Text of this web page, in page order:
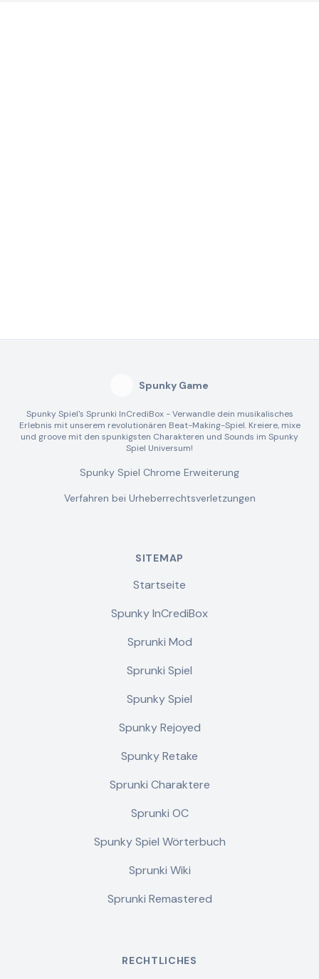
Spunky Game
Spunky Spiel's Sprunki InCrediBox - Verwandle dein musikalisches
Erlebnis mit unserem revolutionären Beat-Making-Spiel. Kreiere, mixe
und groove mit den spunkigsten Charakteren und Sounds im Spunky
Spiel Universum!
Spunky Spiel Chrome Erweiterung
Verfahren bei Urheberrechtsverletzungen
SITEMAP
Startseite
Spunky InCrediBox
Sprunki Mod
Sprunki Spiel
Spunky Spiel
Spunky Rejoyed
Spunky Retake
Sprunki Charaktere
Sprunki OC
Spunky Spiel Wörterbuch
Sprunki Wiki
Sprunki Remastered
RECHTLICHES